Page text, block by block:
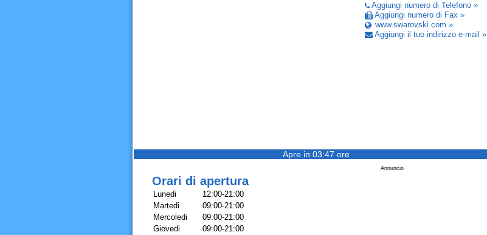
Aggiungi numero di Telefono »
Aggiungi numero di Fax »
www.swarovski.com »
Aggiungi il tuo indirizzo e-mail »
Apre in 03:47 ore
Annuncio
Orari di apertura
Lunedi
12:00-21:00
Martedi
09:00-21:00
Mercoledi
09:00-21:00
Giovedi
09:00-21:00